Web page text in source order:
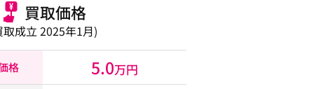
買取価格
取成立 2025年1月)
格 5.0万円